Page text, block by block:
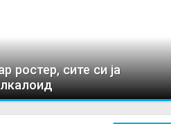
ростер, сите си ја